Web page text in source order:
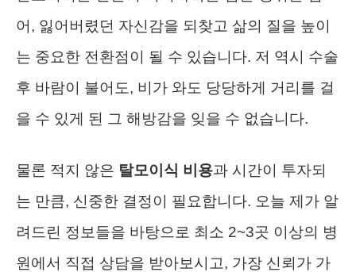
어, 잃어버렸던 자신감을 되찾고 삶의 질을 높이
는 중요한 전환점이 될 수 있습니다. 저 역시 수술
후 바람이 불어도, 비가 와도 당당하게 거리를 걸
을 수 있게 된 그 해방감을 잊을 수 없습니다.
물론 적지 않은 탈모이식 비용과 시간이 투자되
는 만큼, 신중한 결정이 필요합니다. 오늘 제가 알
려드린 정보들을 바탕으로 최소 2~3곳 이상의 병
원에서 직접 상담을 받아보시고, 가장 신뢰가 가